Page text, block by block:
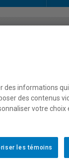
Stage
- Été 2026
des informations
des contenus
votre choix
les témoins